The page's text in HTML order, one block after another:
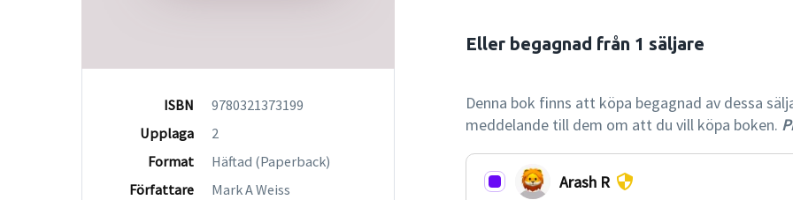
ISBN
9780321373199
Upplaga
2
Format
Häftad (Paperback)
Författare
Mark A Weiss
Eller begagnad från 1 säljare
Denna bok finns att köpa begagnad av dessa
meddelande till dem om att du vill köpa boken.
Arash R